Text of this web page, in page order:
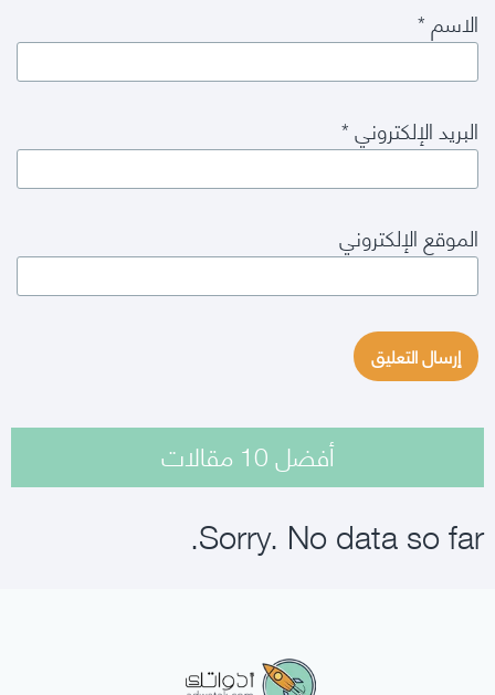
الاسم*
البريد الإلكتروني*
الموقع الإلكتروني
أفضل 10 مقالات
Sorry. No data so far.